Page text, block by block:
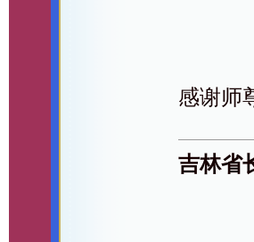
感谢师
吉林省